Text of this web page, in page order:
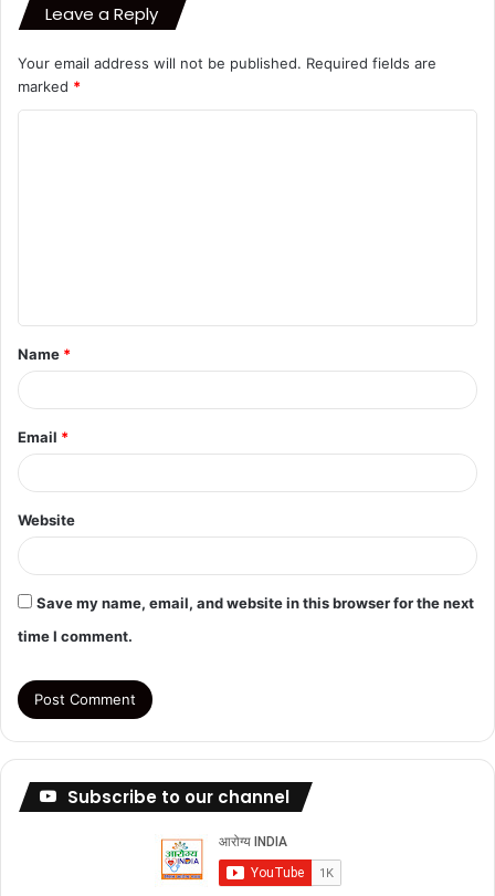
Leave a Reply
Your email address will not be published. Required fields are
marked *
t
*
Name *
Email *
Website
Save my name, email, and website in this browser for the next
time I comment.
Subscribe to our channel